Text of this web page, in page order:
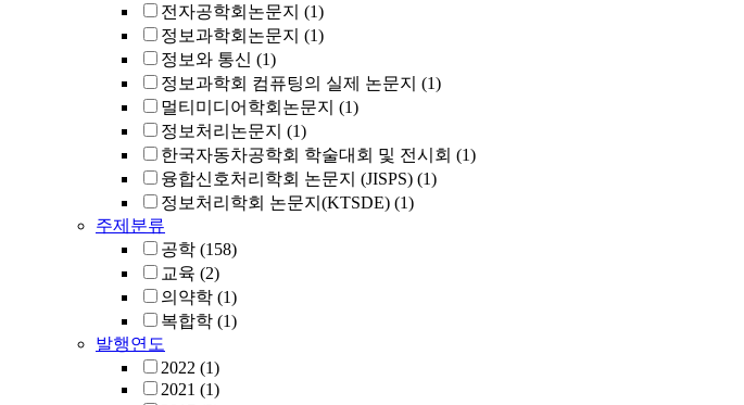
전자공학회논문지 (1)
정보과학회논문지 (1)
정보와 통신 (1)
정보과학회 컴퓨팅의 실제 논문지 (1)
멀티미디어학회논문지 (1)
정보처리논문지 (1)
한국자동차공학회 학술대회 및 전시회 (1)
융합신호처리학회 논문지 (JISPS) (1)
정보처리학회 논문지(KTSDE) (1)
주제분류
공학 (158)
교육 (2)
의약학 (1)
복합학 (1)
발행연도
2022 (1)
2021 (1)